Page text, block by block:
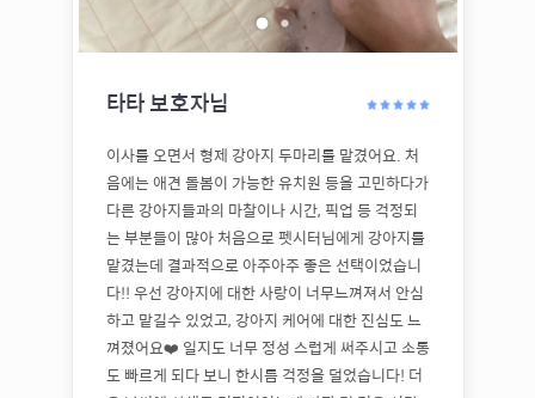
타타 보호자님
이사를 오면서 형제 강아지 두마리를 맡겼어요. 처
음에는 애견 돌봄이 가능한 유치원 등을 고민하다가
다른 강아지들과의 마찰이나 시간, 픽업 등 걱정되
는 부분들이 많아 처음으로 펫시터님에게 강아지를
맡겼는데 결과적으로 아주아주 좋은 선택이었습니
다!! 우선 강아지에 대한 사랑이 너무느껴져서 안심
하고 맡길수 있었고, 강아지 케어에 대한 진심도 느
껴졌어요❤️ 일지도 너무 정성 스럽게 써주시고 소통
도 빠르게 되다 보니 한시름 걱정을 덜었습니다! 더